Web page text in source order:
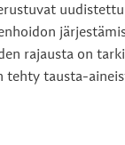
rajausta on
tehty tausta-